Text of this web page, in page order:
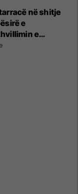
në shitje
e
e